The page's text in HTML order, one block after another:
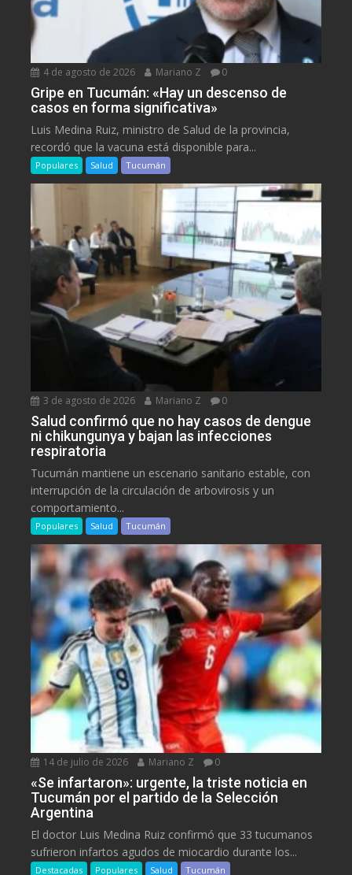
4 de agosto de 2026 Mariano Z 0
Gripe en Tucumán: «Hay un descenso de
casos en forma significativa»
Luis Medina Ruiz, ministro de Salud de la provincia,
recordó que la vacuna está disponible para...
Populares Salud Tucumán
3 de agosto de 2026 Mariano Z 0
Salud confirmó que no hay casos de dengue
ni chikungunya y bajan las infecciones
respiratoria
Tucumán mantiene un escenario sanitario estable, con
interrupción de la circulación de arbovirosis y un
comportamiento...
Populares Salud Tucumán
14 de julio de 2026 Mariano Z 0
«Se infartaron»: urgente, la triste noticia en
Tucumán por el partido de la Selección
Argentina
El doctor Luis Medina Ruiz confirmó que 33 tucumanos
sufrieron infartos agudos de miocardio durante los...
Destacadas Populares Salud Tucumán